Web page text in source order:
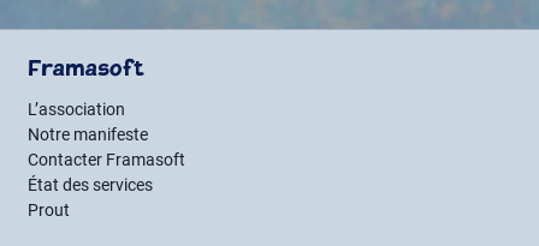
Framasoft
L’association
Notre manifeste
Contacter Framasoft
État des services
Prout